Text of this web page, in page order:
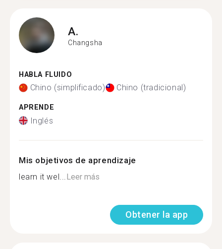
A.
Changsha
HABLA FLUIDO
Chino (simplificado) Chino (tradicional)
APRENDE
Inglés
Mis objetivos de aprendizaje
learn it wel... Leer más
Obtener la app